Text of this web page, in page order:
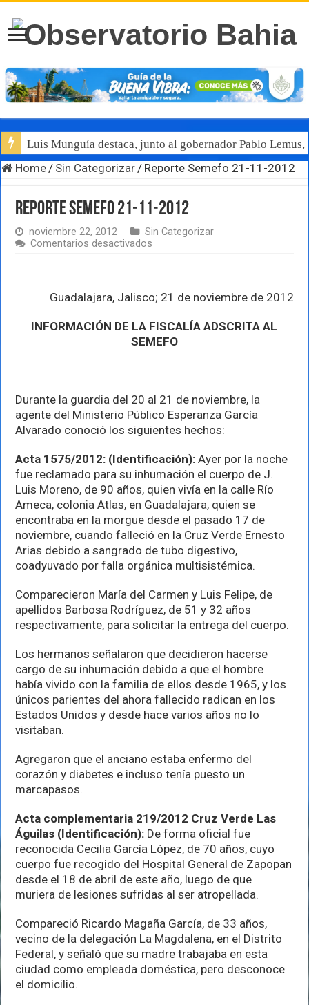
Luis Munguía destaca, junto al gobernador Pablo
Pablo Lemus presenta el primer sistema de
Home / Sin Categorizar / Reporte Semefo 21-11-2012
Reporte Semefo 21-11-2012
noviembre 22, 2012
Sin Categorizar
Comentarios desactivados
2012
Guadalajara, Jalisco; 21 de noviembre de 2012
INFORMACIÓN DE LA FISCALÍA ADSCRITA AL
SEMEFO
Durante la guardia del 20 al 21 de noviembre, la
agente del Ministerio Público Esperanza García
Alvarado conoció los siguientes hechos:
Acta 1575/2012: (Identificación):Ayer por la noche
fue reclamado para su inhumación el cuerpo de J.
Luis Moreno, de 90 años, quien vivía en la calle Río
Ameca, colonia Atlas, en Guadalajara, quien se
encontraba en la morgue desde el pasado 17 de
noviembre, cuando falleció en la Cruz Verde Ernesto
Arias debido a sangrado de tubo digestivo,
coadyuvado por falla orgánica multisistémica.
Comparecieron María del Carmen y Luis Felipe, de
apellidos Barbosa Rodríguez, de 51 y 32 años
respectivamente, para solicitar la entrega del cuerpo.
Los hermanos señalaron que decidieron hacerse
cargo de su inhumación debido a que el hombre
había vivido con la familia de ellos desde 1965, y los
únicos parientes del ahora fallecido radican en los
Estados Unidos y desde hace varios años no lo
visitaban.
Agregaron que el anciano estaba enfermo del
corazón y diabetes e incluso tenía puesto un
marcapasos.
Acta complementaria 219/2012 Cruz Verde Las
Águilas (Identificación): De forma oficial fue
reconocida Cecilia García López, de 70 años, cuyo
cuerpo fue recogido del Hospital General de Zapopan
desde el 18 de abril de este año, luego de que
muriera de lesiones sufridas al ser atropellada.
Compareció Ricardo Magaña García, de 33 años,
vecino de la delegación La Magdalena, en el Distrito
Federal, y señaló que su madre trabajaba en esta
ciudad como empleada doméstica, pero desconoce
el domicilio.